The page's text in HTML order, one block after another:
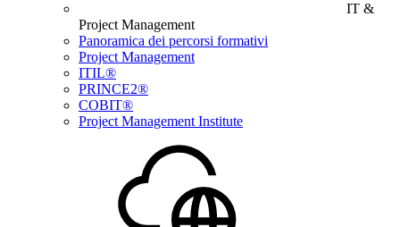
IT &
Project Management
Panoramica dei percorsi formativi
Project Management
ITIL®
PRINCE2®
COBIT®
Project Management Institute